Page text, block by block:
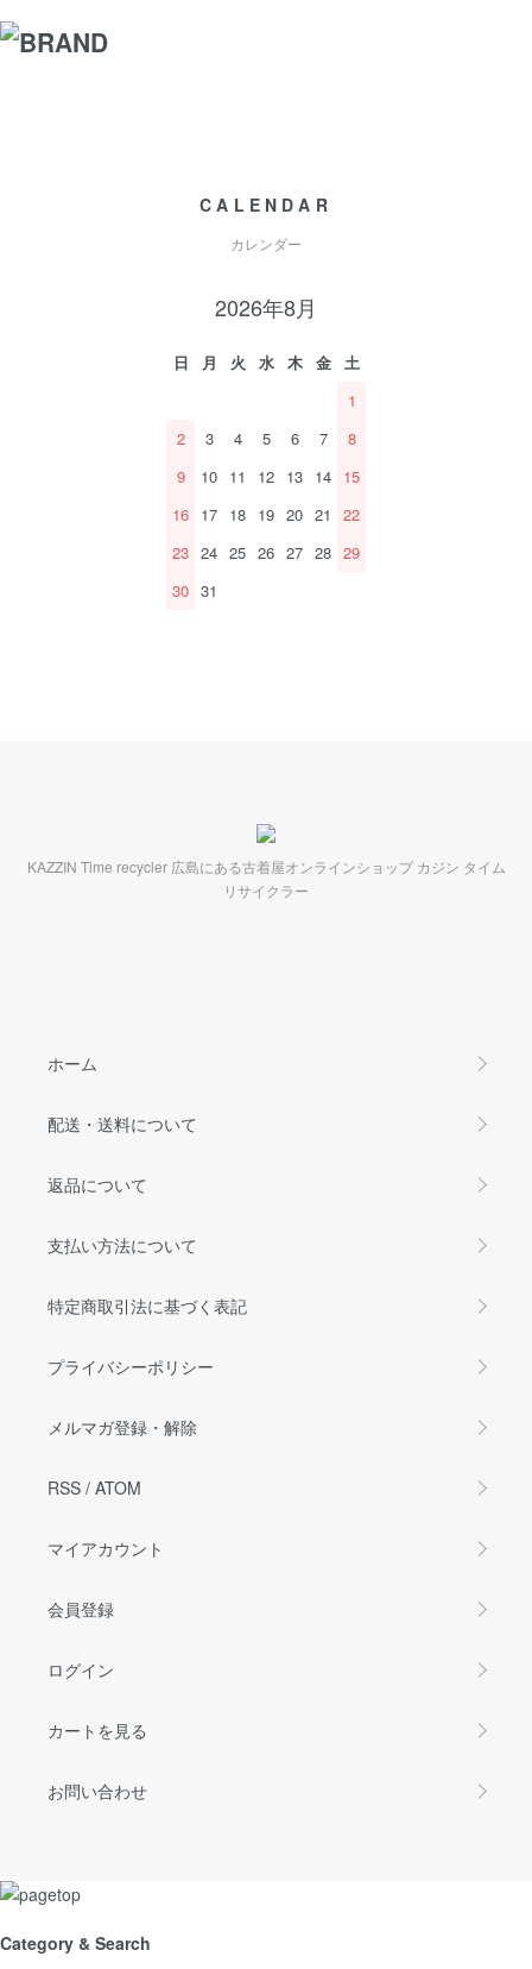
CALENDAR
カレンダー
2026年8月
日 月 火 水 木 金
土
1
2
3 4 5 6 7
8
9
10 11 12 13 14 15
16 17 18 19 20 21
22
23 24 25 26 27 28 29
30 31
KAZZIN Time recycler 広島にある古着屋オンラインショップ カジン タイム
リサイクラー
ホーム
配送・送料について
返品について
支払い方法について
特定商取引法に基づく表記
プライバシーポリシー
メルマガ登録・解除
RSS / ATOM
マイアカウント
会員登録
ログイン
カートを見る
お問い合わせ
Category & Search